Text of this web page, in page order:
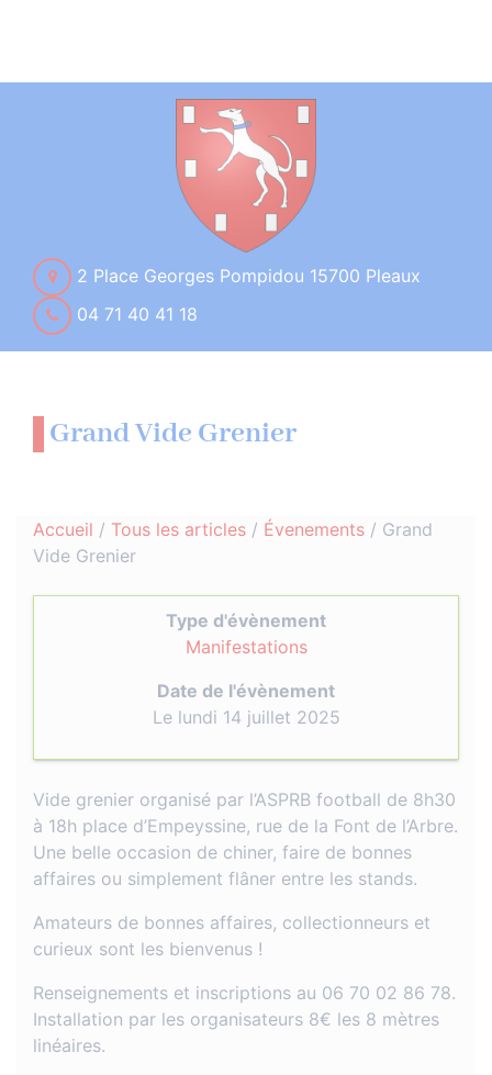
2 Place Georges Pompidou 15700 Pleaux
04 71 40 41 18
Grand Vide Grenier
Accueil / Tous les articles / Évenements / Grand
Vide Grenier
Type d'évènement
Manifestations
Date de l'évènement
Le lundi 14 juillet 2025
Vide grenier organisé par l’ASPRB football de 8h30
à 18h place d’Empeyssine, rue de la Font de l’Arbre.
Une belle occasion de chiner, faire de bonnes
affaires ou simplement flâner entre les stands.
Amateurs de bonnes affaires, collectionneurs et
curieux sont les bienvenus !
Renseignements et inscriptions au 06 70 02 86 78.
Installation par les organisateurs 8€ les 8 mètres
linéaires.